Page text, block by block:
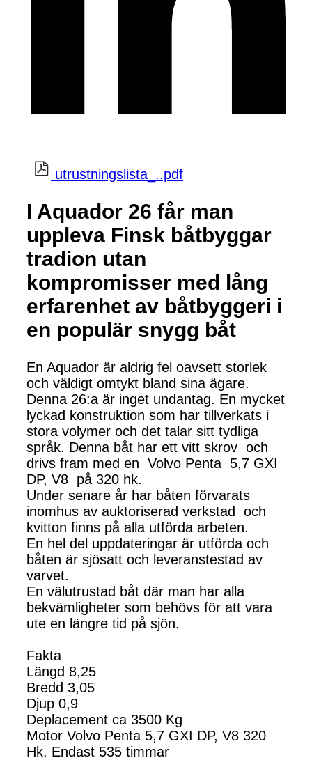
utrustningslista_..pdf
I Aquador 26 får man
uppleva Finsk båtbyggar
tradion utan
kompromisser med lång
erfarenhet av båtbyggeri i
en populär snygg båt
En Aquador är aldrig fel oavsett storlek
och väldigt omtykt bland sina ägare.
Denna 26:a är inget undantag. En mycket
lyckad konstruktion som har tillverkats i
stora volymer och det talar sitt tydliga
språk. Denna båt har ett vitt skrov och
drivs fram med en Volvo Penta 5,7 GXI
DP, V8 på 320 hk.
Under senare år har båten förvarats
inomhus av auktoriserad verkstad och
kvitton finns på alla utförda arbeten.
En hel del uppdateringar är utförda och
båten är sjösatt och leveranstestad av
varvet.
En välutrustad båt där man har alla
bekvämligheter som behövs för att vara
ute en längre tid på sjön.
Fakta
Längd 8,25
Bredd 3,05
Djup 0,9
Deplacement ca 3500 Kg
Motor Volvo Penta 5,7 GXI DP, V8 320
Hk. Endast 535 timmar